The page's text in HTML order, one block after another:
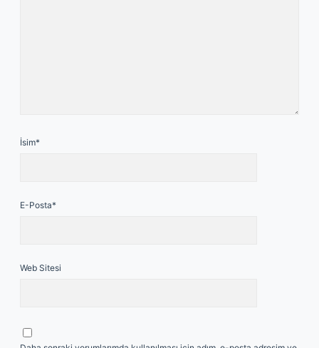
İsim*
E-Posta*
Web Sitesi